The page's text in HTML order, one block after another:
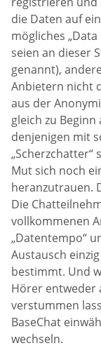
die Daten auf
mögliches
seien an dieser
genannt),
Anbietern nicht
aus der
gleich zu
denjenigen mit
„Scherzchatter“
Mut sich noch
heranzutrauen.
Die
vollkommenen
„Datentempo“
Austausch
bestimmt. Und
Hörer entweder
verstummen
BaseChat
wechseln.